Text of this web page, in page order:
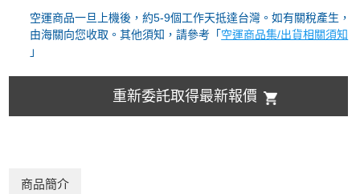
空運商品一旦上機後，約5-9個工作天抵達台灣。如有關稅產生，
由海關向您收取。其他須知，請參考「 空運商品集/出貨相關須知
」
重新委託取得最新報價
商品簡介